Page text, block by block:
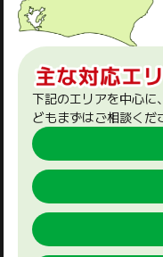
下記のエリアを中心に
どもまずはご相談くだ